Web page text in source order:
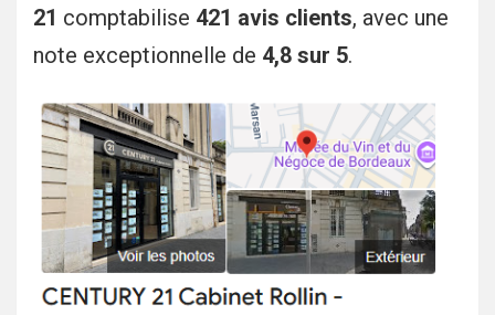
21 comptabilise 421 avis clients, avec une
note exceptionnelle de 4,8 sur 5.